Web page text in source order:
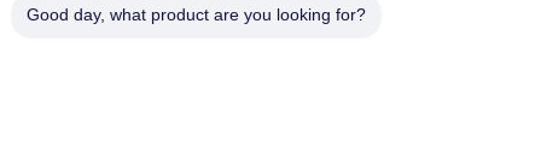
Good day, what product are you looking for?